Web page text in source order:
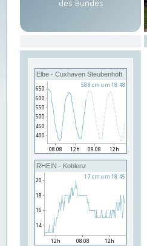
Elbe - Cuxhaven Steubenhöft
RHEIN - Koblenz